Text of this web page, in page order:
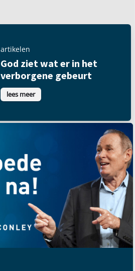
artikelen
God ziet wat er in het
verborgene gebeurt
lees meer